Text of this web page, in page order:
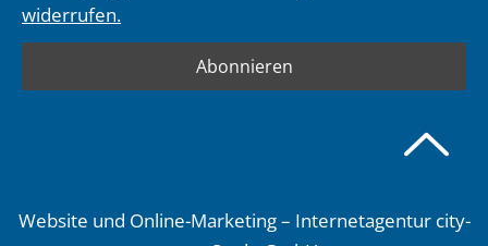
widerrufen.
Website und Online-Marketing – Internetagentur city-